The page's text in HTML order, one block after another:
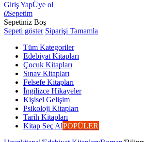
Giriş YapÜye ol
0Sepetim
Sepetiniz Boş
Sepeti göster Siparişi Tamamla
Tüm Kategoriler
Edebiyat Kitapları
Çocuk Kitapları
Sınav Kitapları
Felsefe Kitapları
İngilizce Hikayeler
Kişisel Gelişim
Psikoloji Kitapları
Tarih Kitapları
Kitap Seç AlPOPÜLER